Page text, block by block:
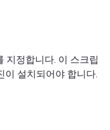
지정합니다. 이 스크립
이 설치되어야 합니다.